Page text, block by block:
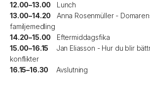
12.00–13.00 Lunch
13.00–14.20 Anna Rosenmüller -
familjemedling
14.20–15.00
15.00–16.15 Jan Eliasson - Hur du blir
konflikter
16.15–16.30 Avslutning‍